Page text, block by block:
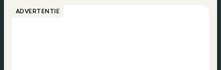
ADVERTENTIE